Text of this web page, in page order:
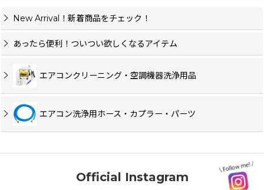
New Arrival！新着商品をチェック！
あったら便利！ついつい欲しくなるアイテム
エアコンクリーニング・空調機器洗浄用品
エアコン洗浄用ホース・カプラー・パーツ
Official Instagram